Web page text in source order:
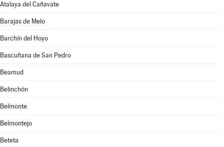
Atalaya del Cañavate
Barajas de Melo
Barchín del Hoyo
Bascuñana de San Pedro
Beamud
Belinchón
Belmonte
Belmontejo
Beteta